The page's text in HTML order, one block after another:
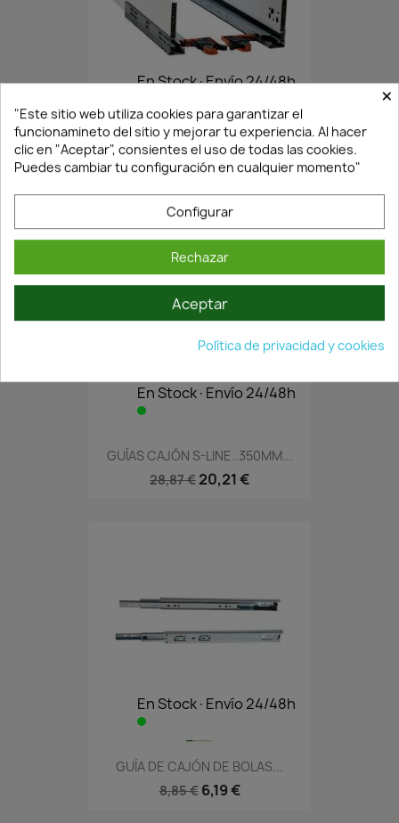
En Stock·Envío 24/48h
GUÍAS CAJÓN S-LINE..400MM...
28,18 €19,73 €
En Stock·Envío 24/48h
GUÍAS CAJÓN S-LINE..350MM...
28,87 € 20,21 €
En Stock·Envío 24/48h
GUÍA DE CAJÓN DE BOLAS...
8,85 € 6,19 €
×
"Este sitio web utiliza cookies para garantizar el
funcionamineto del sitio y mejorar tu experiencia. Al hacer
clic en "Aceptar", consientes el uso de todas las cookies.
Puedes cambiar tu configuración en cualquier momento"
Configurar
Rechazar
Aceptar
Política de privacidad y cookies